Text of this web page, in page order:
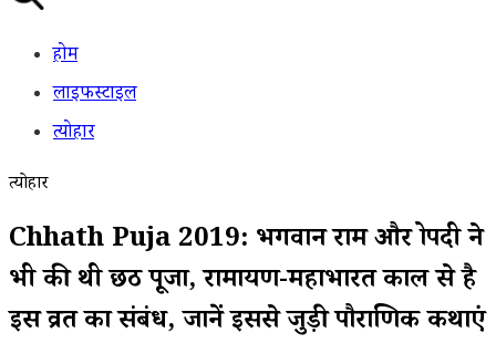
होम
लाइफस्टाइल
त्योहार
त्योहार
Chhath Puja 2019: भगवान राम और द्रोपदी ने
भी की थी छठ पूजा, रामायण-महाभारत काल से है
इस व्रत का संबंध, जानें इससे जुड़ी पौराणिक कथाएं